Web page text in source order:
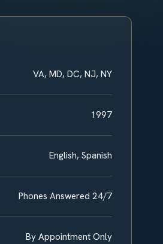
VA, MD, DC, NJ, NY
1997
English, Spanish
Phones Answered 24/7
By Appointment Only